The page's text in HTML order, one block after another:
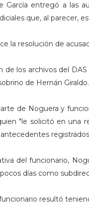
García entregó a las
que, al parecer,
la resolución de
de los archivos del
de Hernán Giraldo.
de Noguera y
"le solicitó en una
registrados
del funcionario,
días como
resultó